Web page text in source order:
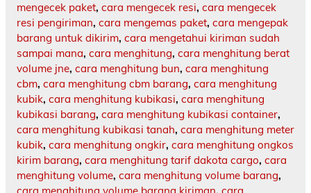
mengecek paket, cara mengecek resi, cara mengecek
resi pengiriman, cara mengemas paket, cara mengepak
barang untuk dikirim, cara mengetahui kiriman sudah
sampai mana, cara menghitung, cara menghitung berat
volume jne, cara menghitung bun, cara menghitung
cbm, cara menghitung cbm barang, cara menghitung
kubik, cara menghitung kubikasi, cara menghitung
kubikasi barang, cara menghitung kubikasi container,
cara menghitung kubikasi tanah, cara menghitung meter
kubik, cara menghitung ongkir, cara menghitung ongkos
kirim barang, cara menghitung tarif dakota cargo, cara
menghitung volume, cara menghitung volume barang,